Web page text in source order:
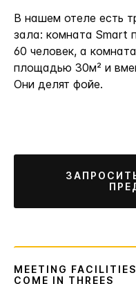
В нашем отеле есть
зала: комната Smart
60 человек, а
площадью 30м² и
Они делят фойе.